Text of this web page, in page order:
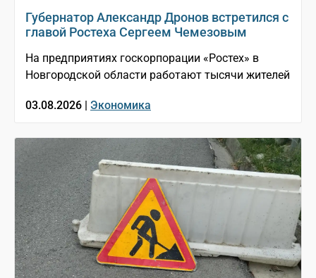
Губернатор Александр Дронов встретился с
главой Ростеха Сергеем Чемезовым
На предприятиях госкорпорации «Ростех» в
Новгородской области работают тысячи жителей
03.08.2026 | Экономика